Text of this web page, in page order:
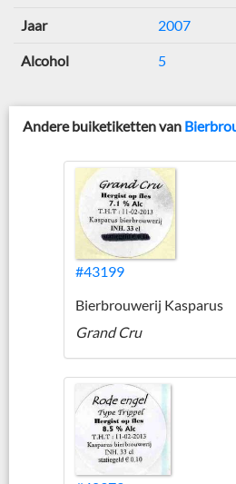
Jaar 2007
Alcohol 5
Andere buiketiketten van
#43199
Bierbrouwerij Kasparus
Grand Cru